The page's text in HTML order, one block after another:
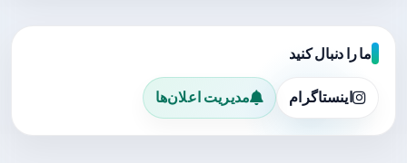
ما را دنبال کنید
اینستاگرام مدیریت اعلان‌ها